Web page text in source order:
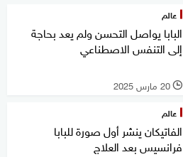
عالم
البابا يواصل التحسن ولم يعد بحاجة
إلى التنفس الاصطناعي
l 20 مارس 2025
عالم
الفاتيكان ينشر أول صورة للبابا
فرانسيس بعد العلاج